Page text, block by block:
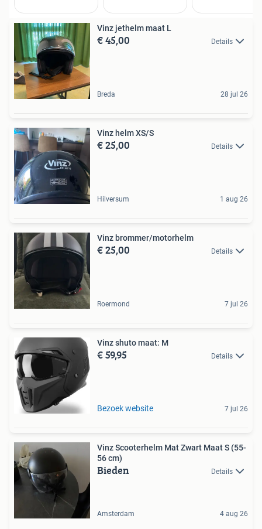
Vinz jethelm maat L
€ 45,00 Details
Breda 28 jul 26
Vinz helm XS/S
€ 25,00 Details
Hilversum 1 aug 26
Vinz brommer/motorhelm
€ 25,00 Details
Roermond 7 jul 26
Vinz shuto maat: M
€ 59,95 Details
Bezoek website 7 jul 26
Vinz Scooterhelm Mat Zwart Maat S (55-
56 cm)
Bieden Details
Amsterdam 4 aug 26